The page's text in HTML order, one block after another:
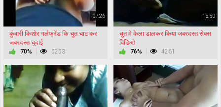
07:26
कुंवारी किशोर गर्लफ्रेंड कि चुत चाट कर
जबरदस्त चुदाई
70% 5253
15:50
चुत मे केला डालकर किया जबरदस्त सेक्स
विडिओ
76% 4261